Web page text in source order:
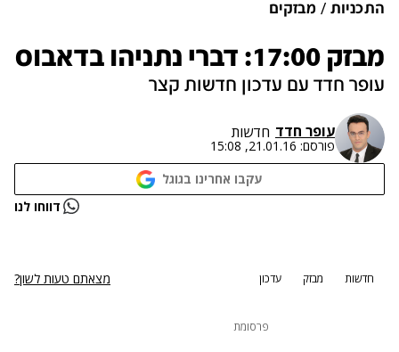
התכניות מבזקים
מבזק 17:00: דברי נתניהו בדאבוס
עופר חדד עם עדכון חדשות קצר
עופר חדד חדשות
פורסם: 21.01.16, 15:08
עקבו אחרינו בגוגל
נתקלנו בבעיה דווחו לנו
חדשות מבזק עדכון מצאתם טעות לשון?
פרסומת